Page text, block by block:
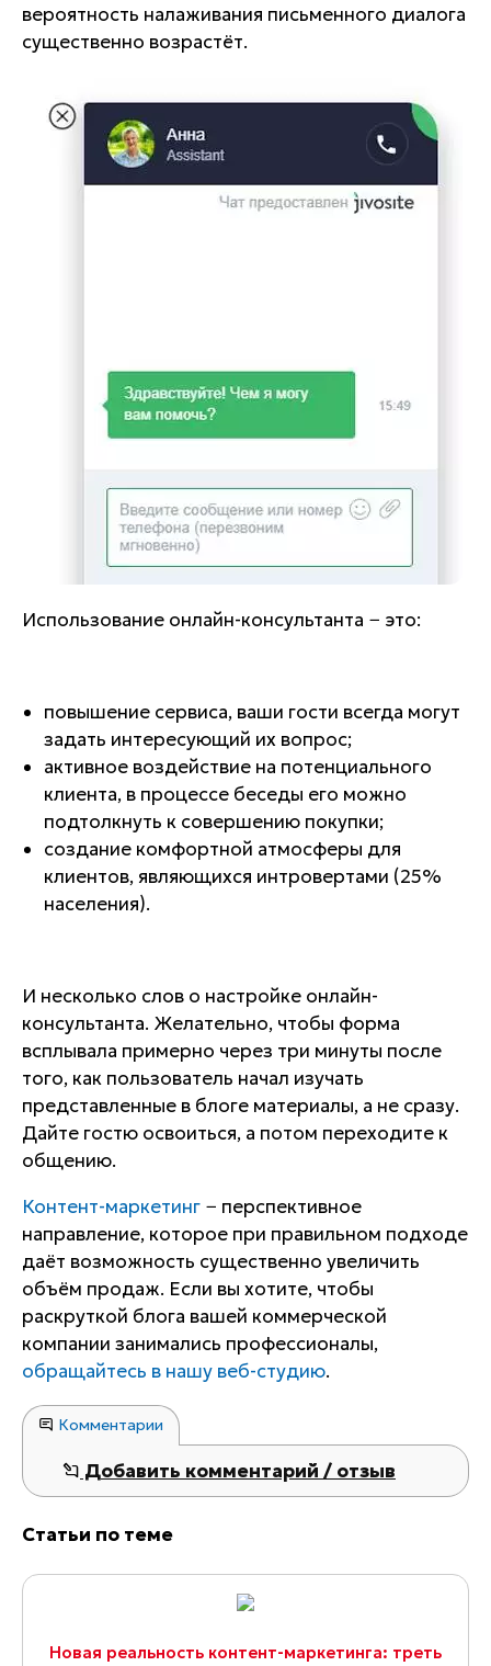
вероятность налаживания письменного диалога
существенно возрастёт.
Использование онлайн-консультанта − это:
повышение сервиса, ваши гости всегда могут
задать интересующий их вопрос;
активное воздействие на потенциального
клиента, в процессе беседы его можно
подтолкнуть к совершению покупки;
создание комфортной атмосферы для
клиентов, являющихся интровертами (25%
населения).
И несколько слов о настройке онлайн-
консультанта. Желательно, чтобы форма
всплывала примерно через три минуты после
того, как пользователь начал изучать
представленные в блоге материалы, а не сразу.
Дайте гостю освоиться, а потом переходите к
общению.
Контент-маркетинг − перспективное
направление, которое при правильном подходе
даёт возможность существенно увеличить
объём продаж. Если вы хотите, чтобы
раскруткой блога вашей коммерческой
компании занимались профессионалы,
обращайтесь в нашу веб-студию.
Комментарии
Добавить комментарий / отзыв
Статьи по теме
Новая реальность контент-маркетинга: треть